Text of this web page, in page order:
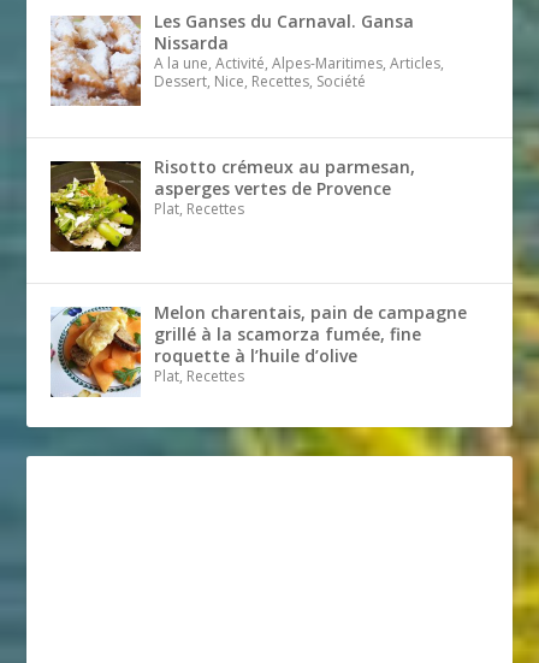
Les Ganses du Carnaval. Gansa
Nissarda
A la une, Activité, Alpes-Maritimes, Articles,
Dessert, Nice, Recettes, Société
Risotto crémeux au parmesan,
asperges vertes de Provence
Plat, Recettes
Melon charentais, pain de campagne
grillé à la scamorza fumée, fine
roquette à l’huile d’olive
Plat, Recettes